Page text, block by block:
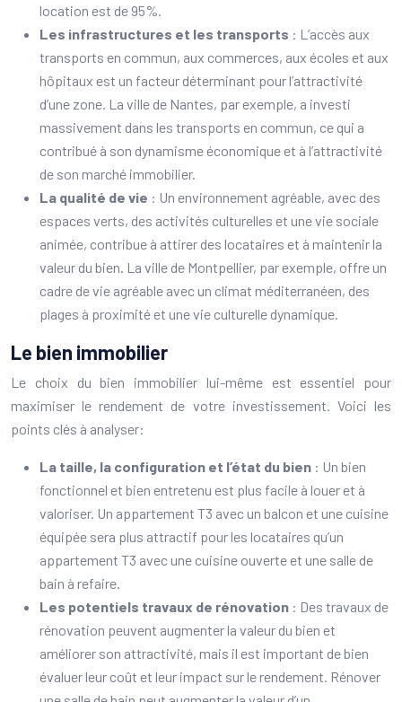
location est de 95%.
Les infrastructures et les transports : L’accès aux
transports en commun, aux commerces, aux écoles et aux
hôpitaux est un facteur déterminant pour l’attractivité
d’une zone. La ville de Nantes, par exemple, a investi
massivement dans les transports en commun, ce qui a
contribué à son dynamisme économique et à l’attractivité
de son marché immobilier.
La qualité de vie : Un environnement agréable, avec des
espaces verts, des activités culturelles et une vie sociale
animée, contribue à attirer des locataires et à maintenir la
valeur du bien. La ville de Montpellier, par exemple, offre un
cadre de vie agréable avec un climat méditerranéen, des
plages à proximité et une vie culturelle dynamique.
Le bien immobilier
Le choix du bien immobilier lui-même est essentiel pour
maximiser le rendement de votre investissement. Voici les
points clés à analyser:
La taille, la configuration et l’état du bien : Un bien
fonctionnel et bien entretenu est plus facile à louer et à
valoriser. Un appartement T3 avec un balcon et une cuisine
équipée sera plus attractif pour les locataires qu’un
appartement T3 avec une cuisine ouverte et une salle de
bain à refaire.
Les potentiels travaux de rénovation : Des travaux de
rénovation peuvent augmenter la valeur du bien et
améliorer son attractivité, mais il est important de bien
évaluer leur coût et leur impact sur le rendement. Rénover